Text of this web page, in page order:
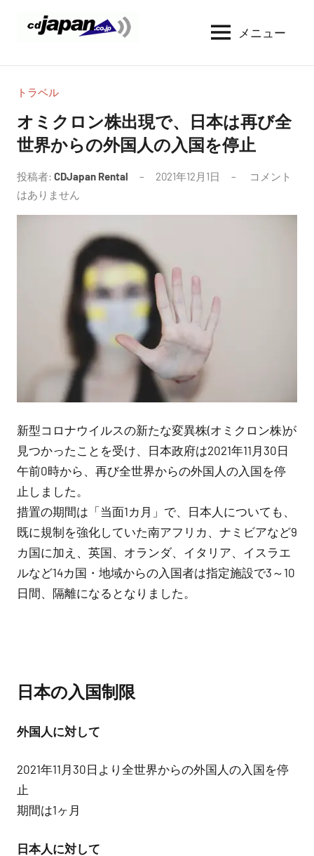
ン
CDJapan
Rental
レ
ン
ル
情
報
考
メニュー
トラベル
オミクロン株出現で、日本は再び全
世界からの外国人の入国を停止
投稿者: CDJapan Rental 2021年12月1日
コメント
はありません
新型コロナウイルスの新たな変異株(オミクロン株)が
見つかったことを受け、日本政府は2021年11月30日
午前0時から、再び全世界からの外国人の入国を停
止しました。
措置の期間は「当面1カ月」で、日本人についても、
既に規制を強化していた南アフリカ、ナミビアなど9
カ国に加え、英国、オランダ、イタリア、イスラエ
ルなど14カ国・地域からの入国者は指定施設で3～10
日間、隔離になるとなりました。
日本の入国制限
外国人に対して
2021年11月30日より全世界からの外国人の入国を停
止
期間は1ヶ月
日本人に対して